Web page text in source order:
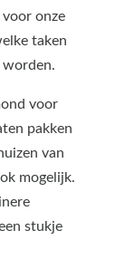
onze
taken
worden.
voor
pakken
van
mogelijk.
stukje